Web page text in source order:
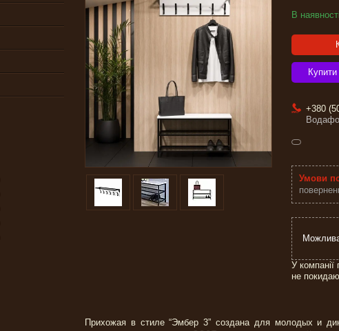
В наявності
Купити
+380
У компанії
не
Прихожая в стиле “Эмбер 3” создана для молодых и